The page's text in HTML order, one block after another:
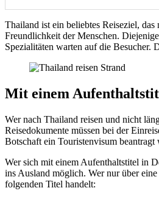
Thailand ist ein beliebtes Reiseziel,
Freundlichkeit der Menschen.
Spezialitäten warten auf die Besucher.
Mit einem
Wer nach Thailand reisen und nicht
Reisedokumente müssen bei der
Botschaft ein Touristenvisum
Wer sich mit einem Aufenthaltstitel in
ins Ausland möglich. Wer nur über
folgenden Titel handelt: